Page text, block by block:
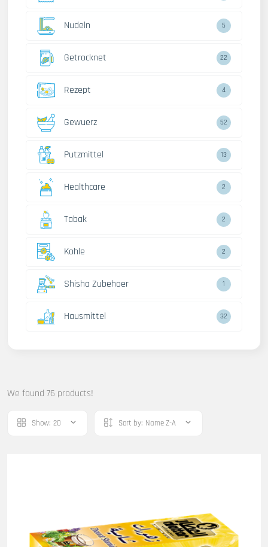
Nudeln 5
Getrocknet 22
Rezept 4
Gewuerz 52
Putzmittel 13
Healthcare 2
Tabak 2
Kohle 2
Shisha Zubehoer 1
Hausmittel 32
We found 76 products!
Show: 20 Sort by: Name Z-A